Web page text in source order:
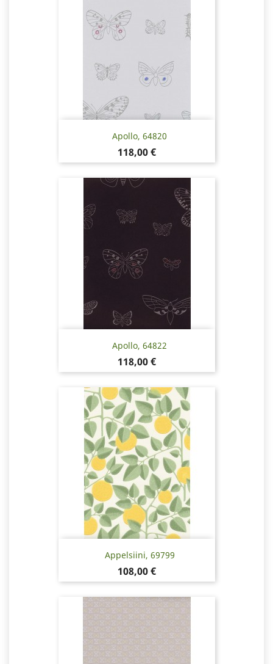
Apollo, 64820
Hinta
118,00 €
Apollo, 64822
Hinta
118,00 €
Appelsiini, 69799
Hinta
108,00 €